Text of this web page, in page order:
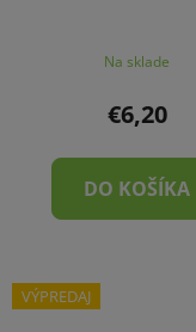
Na sklade
€6,20
DO KOŠÍKA
VÝPREDAJ